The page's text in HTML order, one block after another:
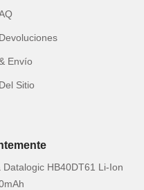
Envío
Sitio
HB40DT61 Li-Ion